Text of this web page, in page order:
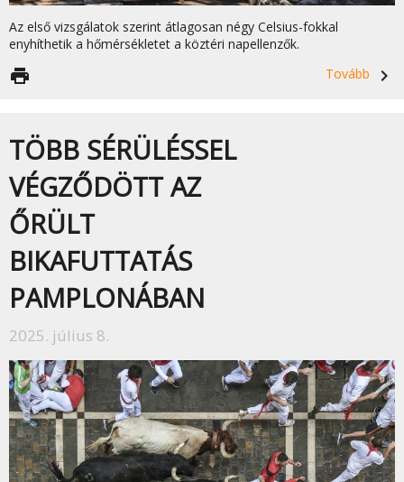
Az első vizsgálatok szerint átlagosan négy Celsius-fokkal
enyhíthetik a hőmérsékletet a köztéri napellenzők.
Tovább
navigate_next
print
TÖBB SÉRÜLÉSSEL
VÉGZŐDÖTT AZ
ŐRÜLT
BIKAFUTTATÁS
PAMPLONÁBAN
2025. július 8.